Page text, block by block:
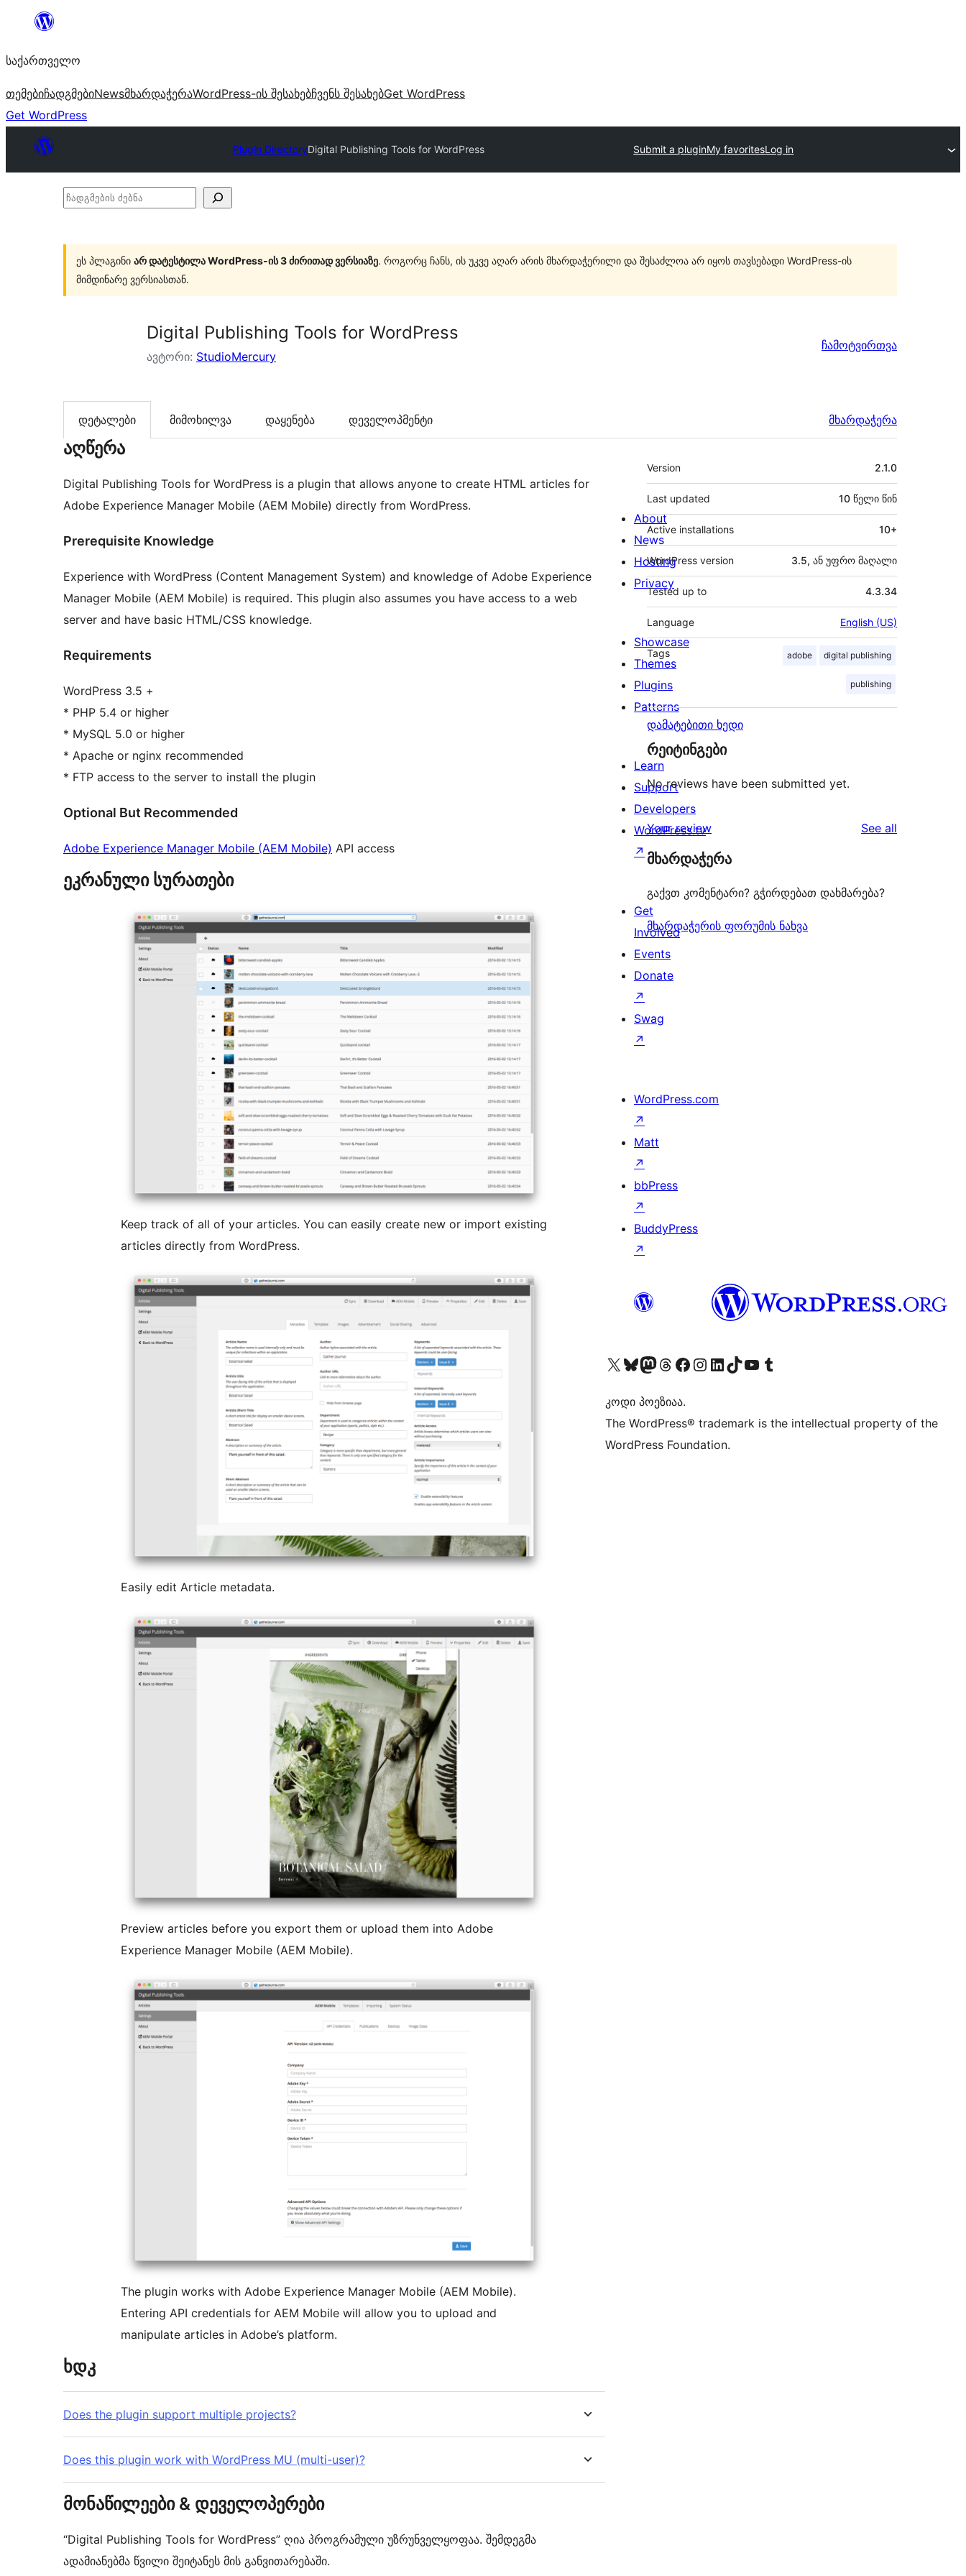
შიგთავსზე
საქართველო
თემებიჩადგმებიNewsმხარდაჭერაWordPress-ის შესახებჩვენს შესახებGet WordPress
Get WordPress
Plugin DirectoryDigital Publishing Tools for WordPress Submit a pluginMy favoritesLog in
ჩადგმების
ეს პლაგინი არ დატესტილა WordPress-ის 3 ძირითად ვერსიაზე. როგორც ჩანს, ის უკვე აღარ არის მხარდაჭერილი და შესაძლოა არ იყოს თავსებადი WordPress-ის
მიმდინარე ვერსიასთან.
Digital Publishing Tools for WordPress
ავტორი: StudioMercury
ჩამოტვირთვა
დეტალები მიმოხილვა დაყენება დეველოპმენტი მხარდაჭერა
აღწერა
Digital Publishing Tools for WordPress is a plugin that allows anyone to create HTML articles for
Adobe Experience Manager Mobile (AEM Mobile) directly from WordPress.
Prerequisite Knowledge
Experience with WordPress (Content Management System) and knowledge of Adobe Experience
Manager Mobile (AEM Mobile) is required. This plugin also assumes you have access to a web
server and have basic HTML/CSS knowledge.
Requirements
WordPress 3.5 +
* PHP 5.4 or higher
* MySQL 5.0 or higher
* Apache or nginx recommended
* FTP access to the server to install the plugin
Optional But Recommended
Adobe Experience Manager Mobile (AEM Mobile) API access
ეკრანული სურათები
Keep track of all of your articles. You can easily create new or import existing
articles directly from WordPress.
Easily edit Article metadata.
Preview articles before you export them or upload them into Adobe
Experience Manager Mobile (AEM Mobile).
The plugin works with Adobe Experience Manager Mobile (AEM Mobile).
Entering API credentials for AEM Mobile will allow you to upload and
manipulate articles in Adobe’s platform.
ხდკ
Does the plugin support multiple projects?
Does this plugin work with WordPress MU (multi-user)?
მონაწილეები & დეველოპერები
“Digital Publishing Tools for WordPress” ღია პროგრამული უზრუნველყოფაა. შემდეგმა
ადამიანებმა წვილი შეიტანეს მის განვითარებაში.
მეტა
Version 2.1.0
Last updated 10 წელი წინ
Active installations 10+
WordPress version 3.5, ან უფრო მაღალი
Tested up to 4.3.34
Language English (US)
Tags adobe digital publishing
publishing
დამატებითი ხედი
რეიტინგები
No reviews have been submitted yet.
Your review See all
მხარდაჭერა
გაქვთ კომენტარი? გჭირდებათ დახმარება?
მხარდაჭერის ფორუმის ნახვა
About
News
Hosting
Privacy
Showcase
Themes
Plugins
Patterns
Learn
Support
Developers
WordPress.tv
↗
Get
Involved
Events
Donate
↗
Swag
↗
WordPress.com
↗
Matt
↗
bbPress
↗
BuddyPress
↗
Visit our X (formerly Twitter) account
Visit our Bluesky account
Visit our Mastodon account
Visit our Threads account
Visit our Facebook page
Visit our Instagram account
Visit our LinkedIn account
Visit our TikTok account
Visit our YouTube channel
Visit our Tumblr account
კოდი პოეზიაა.
The WordPress® trademark is the intellectual property of the
WordPress Foundation.